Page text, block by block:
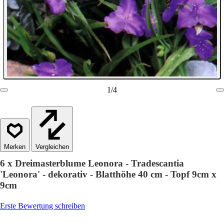
1/4
Vergleichen
6 x Dreimasterblume Leonora - Tradescantia
'Leonora' - dekorativ - Blatthöhe 40 cm - Topf 9cm x
9cm
Erste Bewertung schreiben